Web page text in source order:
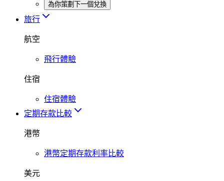
為你策劃下一個兌換
旅行
航空
飛行體驗
住宿
住宿體驗
定期存款比較
港幣
港幣定期存款利率比較
美元